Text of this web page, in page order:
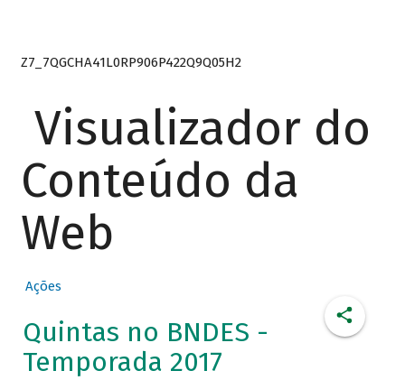
Z7_7QGCHA41L0RP906P422Q9Q05H2
Visualizador do
Conteúdo da
Web
Ações
Quintas no BNDES -
Temporada 2017